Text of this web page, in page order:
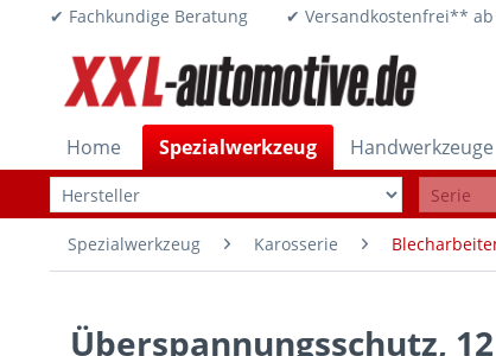
✔ Fachkundige Beratung ✔
Home Spezialwerkzeug Handwerkzeuge
Spezialwerkzeug Karosserie
Überspannungsschutz,